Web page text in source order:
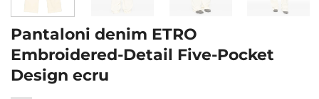
Pantaloni denim ETRO
Embroidered-Detail Five-Pocket
Design ecru